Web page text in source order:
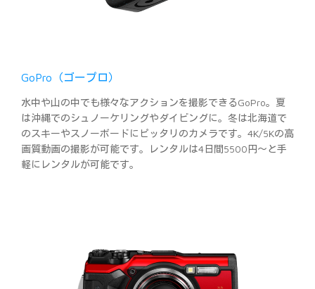
GoPro（ゴープロ）
水中や山の中でも様々なアクションを撮影できるGoPro。夏
は沖縄でのシュノーケリングやダイビングに。冬は北海道で
のスキーやスノーボードにピッタリのカメラです。4K/5Kの高
画質動画の撮影が可能です。レンタルは4日間5500円～と手
軽にレンタルが可能です。